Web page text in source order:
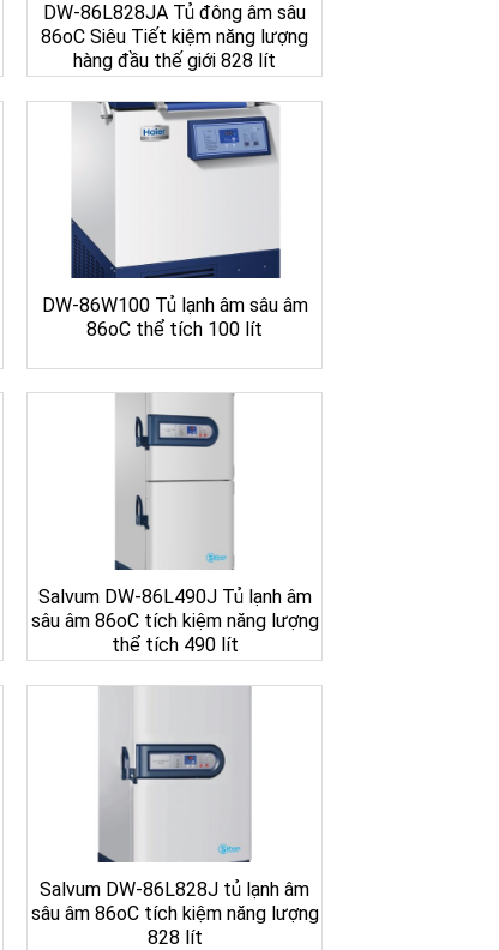
DW-86L828JA Tủ đông âm sâu
86oC Siêu Tiết kiệm năng lượng
hàng đầu thế giới 828 lít
DW-86W100 Tủ lạnh âm sâu âm
86oC thể tích 100 lít
Salvum DW-86L490J Tủ lạnh âm
sâu âm 86oC tích kiệm năng lượng
thể tích 490 lít
Salvum DW-86L828J tủ lạnh âm
sâu âm 86oC tích kiệm năng lượng
828 lít